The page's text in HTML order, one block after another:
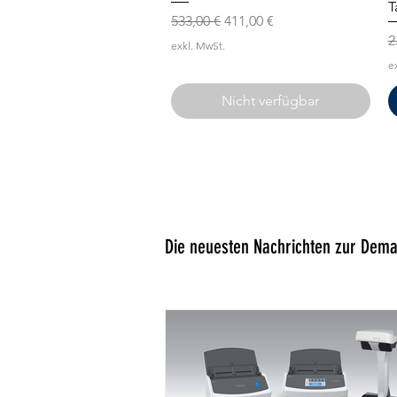
Standardpreis
533,00 € Sale-Preis
411,00 €
exkl. MwSt.
Nicht verfügbar
Die neuesten Nachrichten zur